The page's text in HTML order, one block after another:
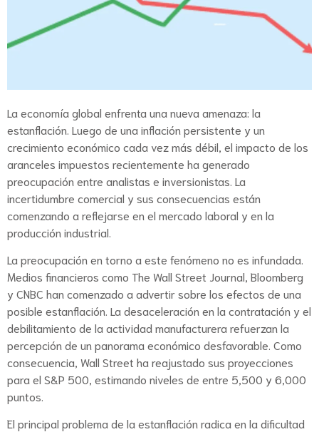
La economía global enfrenta una nueva amenaza: la
estanflación. Luego de una inflación persistente y un
crecimiento económico cada vez más débil, el impacto de los
aranceles impuestos recientemente ha generado
preocupación entre analistas e inversionistas. La
incertidumbre comercial y sus consecuencias están
comenzando a reflejarse en el mercado laboral y en la
producción industrial.
La preocupación en torno a este fenómeno no es infundada.
Medios financieros como The Wall Street Journal, Bloomberg
y CNBC han comenzado a advertir sobre los efectos de una
posible estanflación. La desaceleración en la contratación y el
debilitamiento de la actividad manufacturera refuerzan la
percepción de un panorama económico desfavorable. Como
consecuencia, Wall Street ha reajustado sus proyecciones
para el S&P 500, estimando niveles de entre 5,500 y 6,000
puntos.
El principal problema de la estanflación radica en la dificultad